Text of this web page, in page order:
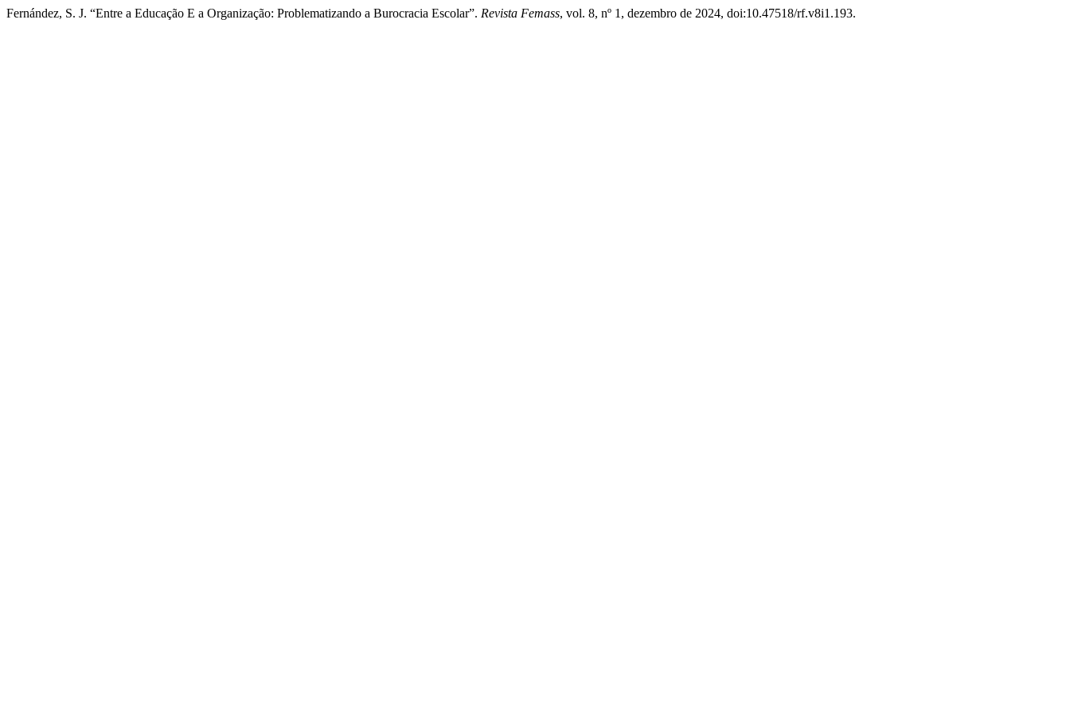
Fernández, S. J. “Entre a Educação E a Organização: Problematizando a Burocracia Escolar”. Revista Femass, vol. 8, nº 1, dezembro de 2024, doi:10.47518/rf.v8i1.193.